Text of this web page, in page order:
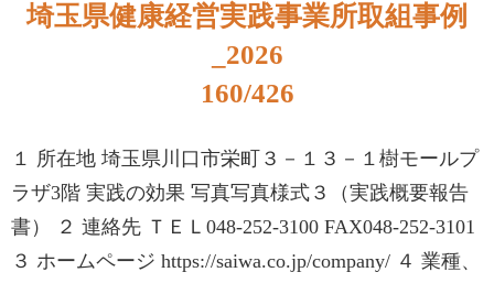
埼玉県健康経営実践事業所取組事例
_2026
160/426
１ 所在地 埼玉県川口市栄町３－１３－１樹モールプ
ラザ3階 実践の効果 写真写真様式３（実践概要報告
書） ２ 連絡先 ＴＥＬ048-252-3100 FAX048-252-3101
３ ホームページ https://saiwa.co.jp/company/ ４ 業種、